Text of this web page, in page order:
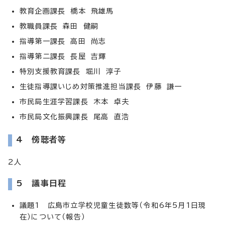
教育企画課長 橋本 飛雄馬
教職員課長 森田 健嗣
指導第一課長 高田 尚志
指導第二課長 長屋 吉輝
特別支援教育課長 堀川 淳子
生徒指導課いじめ対策推進担当課長 伊藤 謙一
市民局生涯学習課長 木本 卓夫
市民局文化振興課長 尾高 直浩
4 傍聴者等
2人
5 議事日程
議題1 広島市立学校児童生徒数等（令和6年5月1日現
在）について（報告）